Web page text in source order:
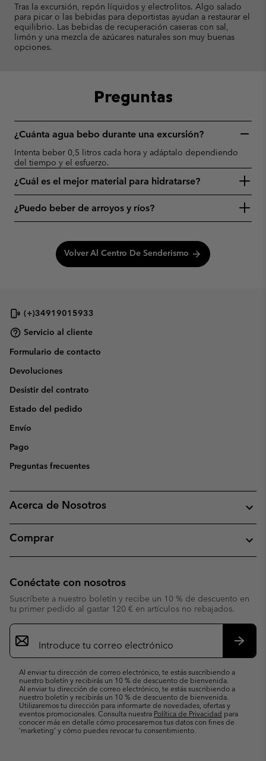
Tras la excursión, repón líquidos y electrolitos. Algo salado
para picar o las bebidas para deportistas ayudan a restaurar el
equilibrio. Las bebidas de recuperación caseras con sal,
limón y una mezcla de azúcares naturales son muy buenas
opciones.
Preguntas
¿Cuánta agua bebo durante una excursión?
Intenta beber 0,5 litros cada hora y adáptalo dependiendo
del tiempo y el esfuerzo.
¿Cuál es el mejor material para hidratarse?
¿Puedo beber de arroyos y ríos?
Volver Al Centro De Senderismo arrow_forward
(+)34919015933
Servicio al cliente
Formulario de contacto
Devoluciones
Desistir del contrato
Estado del pedido
Envío
Pago
Preguntas frecuentes
Acerca de Nosotros
Comprar
Conéctate con nosotros
Suscríbete a nuestro boletín y recibe un 10 % de descuento en
tu primer pedido al gastar 120 € en artículos no rebajados.
Suscripción
de
correo
Al enviar tu dirección de correo electrónico, te estás suscribiendo a
nuestro boletín y recibirás un 10 % de descuento de bienvenida.
Al enviar tu dirección de correo electrónico, te estás suscribiendo a
nuestro boletín y recibirás un 10 % de descuento de bienvenida.
Utilizaremos tu dirección para informarte de novedades, ofertas y
eventos promocionales. Consulta nuestra Política de Privacidad para
conocer más en detalle cómo procesaremos tus datos con fines de
’marketing’ y cómo puedes revocar tu consentimiento.